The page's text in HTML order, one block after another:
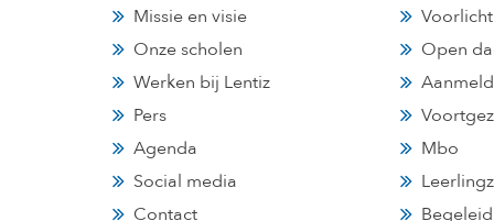
Missie en visie
Onze scholen
Werken bij Lentiz
Pers
Agenda
Social media
Contact
Open
Mbo